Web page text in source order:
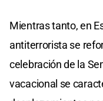
Mientras tanto, en
antiterrorista se
celebración de la
vacacional se